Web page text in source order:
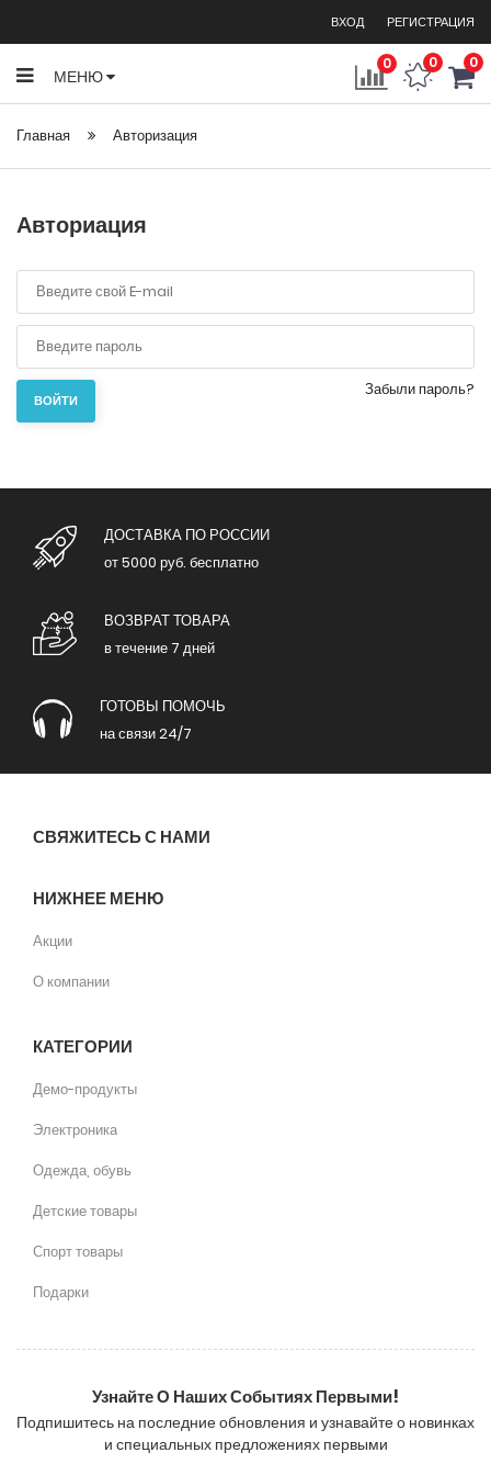
ВХОД РЕГИСТРАЦИЯ
0 0 0
МЕНЮ
Главная Авторизация
Авториация
ВОЙТИ
Забыли пароль?
ДОСТАВКА ПО РОССИИ
от 5000 руб. бесплатно
ВОЗВРАТ ТОВАРА
в течение 7 дней
ГОТОВЫ ПОМОЧЬ
на связи 24/7
СВЯЖИТЕСЬ С НАМИ
НИЖНЕЕ МЕНЮ
Акции
О компании
КАТЕГОРИИ
Демо-продукты
Электроника
Одежда, обувь
Детские товары
Спорт товары
Подарки
Узнайте О Наших Событиях Первыми!
Подпишитесь на последние обновления и узнавайте о новинках
и специальных предложениях первыми